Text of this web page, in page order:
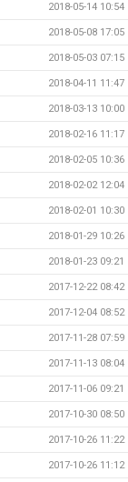
2018-05-14 10:54
2018-05-08 17:05
2018-05-03 07:15
2018-04-11 11:47
2018-03-13 10:00
2018-02-16 11:17
2018-02-05 10:36
2018-02-02 12:04
2018-02-01 10:30
2018-01-29 10:26
2018-01-23 09:21
2017-12-22 08:42
2017-12-04 08:52
2017-11-28 07:59
2017-11-13 08:04
2017-11-06 09:21
2017-10-30 08:50
2017-10-26 11:22
2017-10-26 11:12